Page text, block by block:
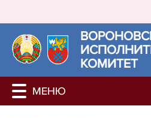
КОМИТЕТ